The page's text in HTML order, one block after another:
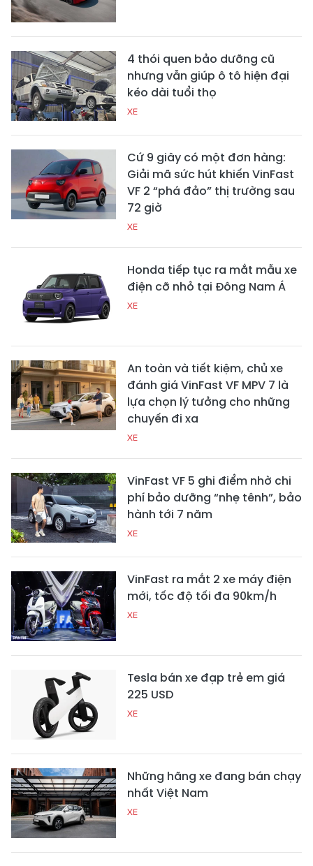
4 thói quen bảo dưỡng cũ
nhưng vẫn giúp ô tô hiện đại
kéo dài tuổi thọ
XE
Cứ 9 giây có một đơn hàng:
Giải mã sức hút khiến VinFast
VF 2 “phá đảo” thị trường sau
72 giờ
XE
Honda tiếp tục ra mắt mẫu xe
điện cỡ nhỏ tại Đông Nam Á
XE
An toàn và tiết kiệm, chủ xe
đánh giá VinFast VF MPV 7 là
lựa chọn lý tưởng cho những
chuyến đi xa
XE
VinFast VF 5 ghi điểm nhờ chi
phí bảo dưỡng “nhẹ tênh”, bảo
hành tới 7 năm
XE
VinFast ra mắt 2 xe máy điện
mới, tốc độ tối đa 90km/h
XE
Tesla bán xe đạp trẻ em giá
225 USD
XE
Những hãng xe đang bán chạy
nhất Việt Nam
XE